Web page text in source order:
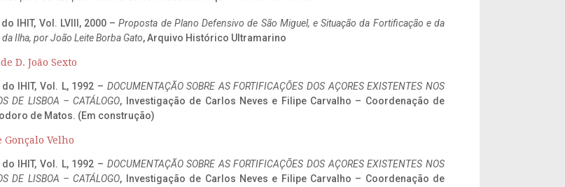
IHIT, Vol. LVIII, 2000 –Proposta de Plano Defensivo de São Miguel, e Situação da Fortificação e da
Ilha, por João Leite Borba Gato, Arquivo Histórico Ultramarino
D. João Sexto
IHIT, Vol. L, 1992 – DOCUMENTAÇÃO SOBRE AS FORTIFICAÇÕES DOS AÇORES EXISTENTES NOS
DE LISBOA – CATÁLOGO, Investigação de Carlos Neves e Filipe Carvalho – Coordenação de
de Matos. (Em construção)
Gonçalo Velho
IHIT, Vol. L, 1992 – DOCUMENTAÇÃO SOBRE AS FORTIFICAÇÕES DOS AÇORES EXISTENTES NOS
DE LISBOA – CATÁLOGO, Investigação de Carlos Neves e Filipe Carvalho – Coordenação de